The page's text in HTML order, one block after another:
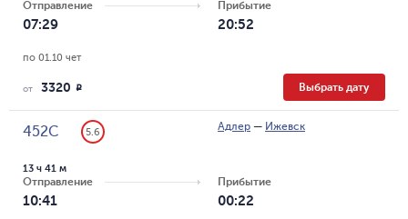
Отправление
07:29
Прибытие
20:52
по 01.10 чет
от 3320 R Выбрать дату
452С 5.6 Адлер — Ижевск
Отправление
10:41
13 ч 41 м
Прибытие
00:22